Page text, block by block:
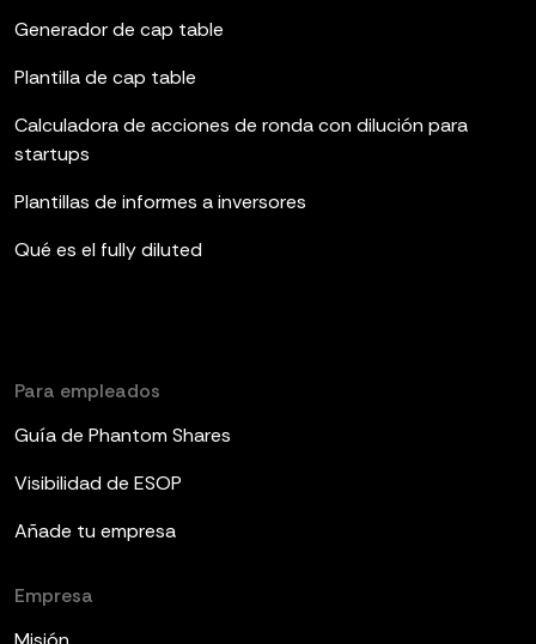
Generador de cap table
Plantilla de cap table
Calculadora de acciones de ronda con dilución para
startups
Plantillas de informes a inversores
Qué es el fully diluted
Para empleados
Guía de Phantom Shares
Visibilidad de ESOP
Añade tu empresa
Empresa